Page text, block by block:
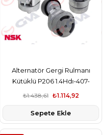
Alternatör Gergi Rulmanı
Kütüklü P206 1.4Hdı-407-
Partner 1.6 Hdı-C3 1.6 16V-C5
₺1.114,92
₺1.438,61
Sepete Ekle